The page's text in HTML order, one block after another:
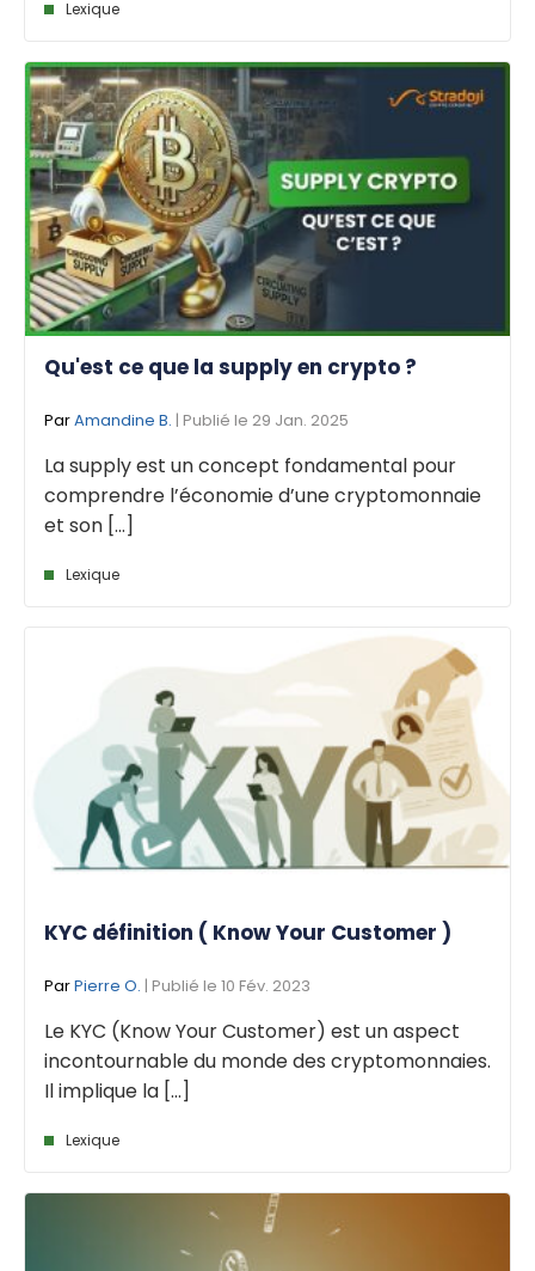
Lexique
Qu'est ce que la supply en crypto ?
ParAmandine B. | Publié le 29 Jan. 2025
La supply est un concept fondamental pour
comprendre l’économie d’une cryptomonnaie
et son [...]
Lexique
KYC définition ( Know Your Customer )
ParPierre O. | Publié le 10 Fév. 2023
Le KYC (Know Your Customer) est un aspect
incontournable du monde des cryptomonnaies.
Il implique la [...]
Lexique